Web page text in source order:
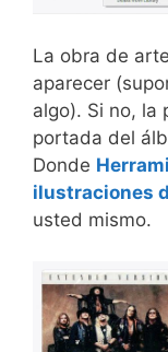
La obra de
aparecer
algo). Si no, la
portada del
Donde
ilustraciones
usted mismo.